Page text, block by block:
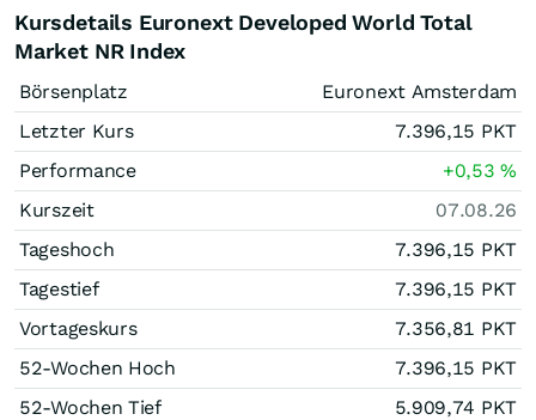
Kursdetails Euronext Developed World Total
Market NR Index
Börsenplatz
Euronext Amsterdam
Letzter Kurs
7.396,15 PKT
Performance
+0,53%
Kurszeit
07.08.26
Tageshoch
7.396,15 PKT
Tagestief
7.396,15 PKT
Vortageskurs
7.356,81 PKT
52-Wochen Hoch
7.396,15 PKT
52-Wochen Tief
5.909,74 PKT